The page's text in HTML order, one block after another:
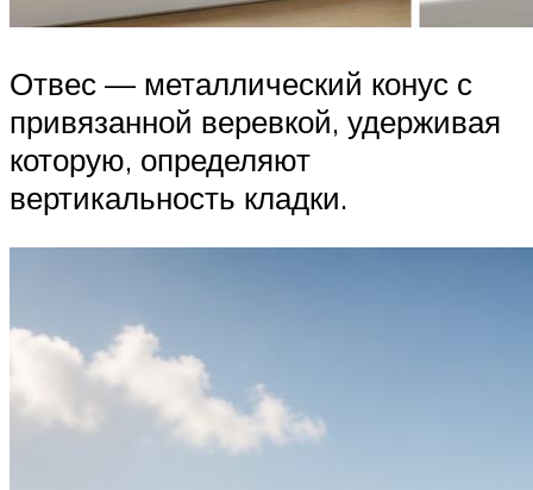
Отвес — металлический конус с
привязанной веревкой, удерживая
которую, определяют
вертикальность кладки.